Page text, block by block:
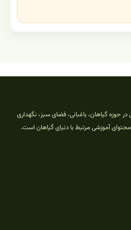
گیاهان، باغبانی، فضای سبز، نگهداری
آموزشی مرتبط با دنیای گیاهان است.